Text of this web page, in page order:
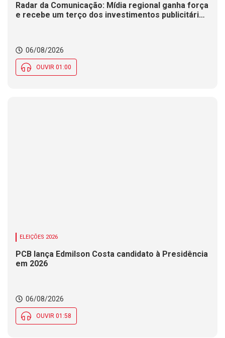
Radar da Comunicação: Mídia regional ganha força
e recebe um terço dos investimentos publicitários
06/08/2026
OUVIR 01:00
ELEIÇÕES 2026
PCB lança Edmilson Costa candidato à Presidência
em 2026
06/08/2026
OUVIR 01:58